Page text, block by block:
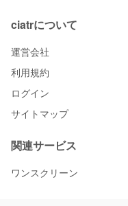
ciatrについて
運営会社
利用規約
ログイン
サイトマップ
関連サービス
ワンスクリーン